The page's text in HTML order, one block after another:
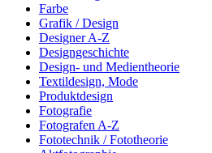
Farbe
Grafik / Design
Designer A-Z
Designgeschichte
Design- und Medientheorie
Textildesign, Mode
Produktdesign
Fotografie
Fotografen A-Z
Fototechnik / Fototheorie